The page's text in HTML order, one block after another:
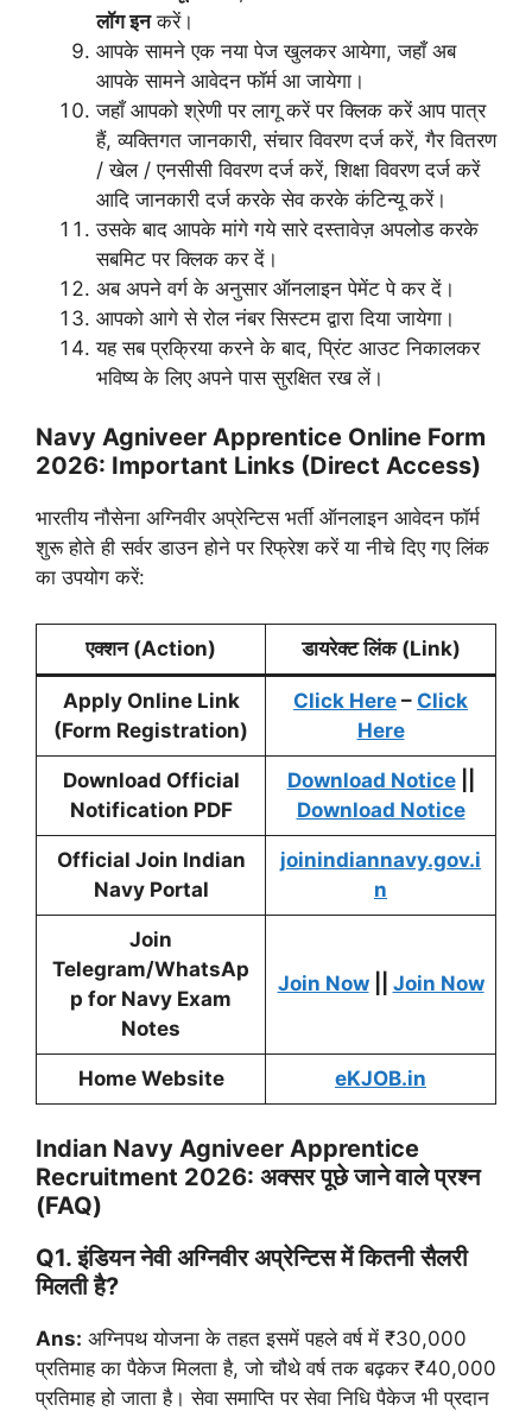
लॉग इनकरें।
आपके सामने एक नया पेज खुलकर आयेगा, जहाँ अब
आपके सामने आवेदन फॉर्म आ जायेगा।
जहाँ आपको श्रेणी पर लागू करें पर क्लिक करें आप पात्र
हैं, व्यक्तिगत जानकारी, संचार विवरण दर्ज करें, गैर वितरण
/ खेल / एनसीसी विवरण दर्ज करें, शिक्षा विवरण दर्ज करें
आदि जानकारी दर्ज करके सेव करके कंटिन्यू करें।
उसके बाद आपके मांगे गये सारे दस्तावेज़ अपलोड करके
सबमिट पर क्लिक कर दें।
अब अपने वर्ग के अनुसार ऑनलाइन पेमेंट पे कर दें।
आपको आगे से रोल नंबर सिस्टम द्वारा दिया जायेगा।
यह सब प्रक्रिया करने के बाद, प्रिंट आउट निकालकर
भविष्य के लिए अपने पास सुरक्षित रख लें।
Navy Agniveer Apprentice Online Form
2026: Important Links (Direct Access)
भारतीय नौसेना अग्निवीर अप्रेन्टिस भर्ती ऑनलाइन आवेदन फॉर्म
शुरू होते ही सर्वर डाउन होने पर रिफ्रेश करें या नीचे दिए गए लिंक
का उपयोग करें:
एक्शन (Action) डायरेक्ट लिंक (Link)
Apply Online Link
(Form Registration)
Click Here – Click
Here
Download Official
Notification PDF
Download Notice||
Download Notice
Official Join Indian
Navy Portal
joinindiannavy.gov.i
n
Join
Telegram/WhatsAp
p for Navy Exam
Notes
Join Now|| Join Now
Home Website eKJOB.in
Indian Navy Agniveer Apprentice
Recruitment 2026: अक्सर पूछे जाने वाले प्रश्न
(FAQ)
Q1. इंडियन नेवी अग्निवीर अप्रेन्टिस में कितनी सैलरी
मिलती है?
Ans: अग्निपथ योजना के तहत इसमें पहले वर्ष में ₹30,000
प्रतिमाह का पैकेज मिलता है, जो चौथे वर्ष तक बढ़कर ₹40,000
प्रतिमाह हो जाता है। सेवा समाप्ति पर सेवा निधि पैकेज भी प्रदान